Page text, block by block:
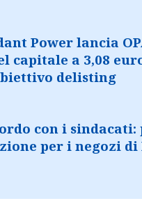
Power lancia
capitale a 3,08
delisting
con i sindacati:
per i negozi di